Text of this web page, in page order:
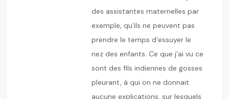
des assistantes maternelles par
exemple, qu’ils ne peuvent pas
prendre le temps d’essuyer le
nez des enfants. Ce que j’ai vu ce
sont des fils indiennes de gosses
pleurant, à qui on ne donnait
aucune explications, sur lesquels